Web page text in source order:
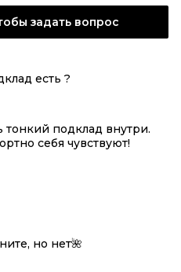
задать вопрос
есть ?
тонкий подклад внутри.
себя чувствуют!
но нет🌺